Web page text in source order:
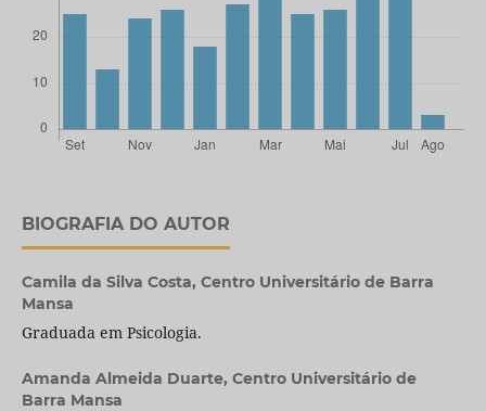
BIOGRAFIA DO AUTOR
Camila da Silva Costa, Centro Universitário de Barra
Mansa
Graduada em Psicologia.
Amanda Almeida Duarte, Centro Universitário de
Barra Mansa